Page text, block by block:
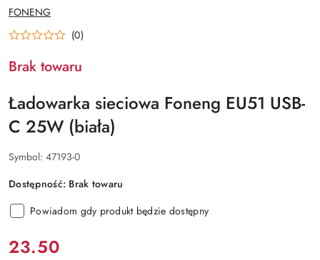
NAZWA
PRODUCENTA:
FONENG
(0)
Brak towaru
Ładowarka sieciowa Foneng EU51 USB-
C 25W (biała)
Symbol: 47193-0
Dostępność: Brak towaru
Powiadom gdy produkt będzie dostępny
cena:
23.50